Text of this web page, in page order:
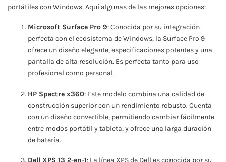
portátiles con Windows. Aquí algunas de las mejores opciones:
Microsoft Surface Pro 9: Conocida por su integración
perfecta con el ecosistema de Windows, la Surface Pro 9
ofrece un diseño elegante, especificaciones potentes y una
pantalla de alta resolución. Es perfecta tanto para uso
profesional como personal.
HP Spectre x360: Este modelo combina una calidad de
construcción superior con un rendimiento robusto. Cuenta
con un diseño convertible, permitiendo cambiar fácilmente
entre modos portátil y tableta, y ofrece una larga duración
de batería.